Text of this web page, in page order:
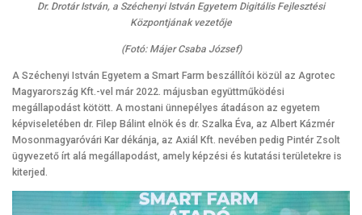
Dr. Drotár István, a Széchenyi István Egyetem Digitális Fejlesztési
Központjának vezetője
(Fotó: Májer Csaba József)
A Széchenyi István Egyetem a Smart Farm beszállítói közül az Agrotec
Magyarország Kft.-vel már 2022. májusban együttműködési
megállapodást kötött. A mostani ünnepélyes átadáson az egyetem
képviseletében dr. Filep Bálint elnök és dr. Szalka Éva, az Albert Kázmér
Mosonmagyaróvári Kar dékánja, az Axiál Kft. nevében pedig Pintér Zsolt
ügyvezető írt alá megállapodást, amely képzési és kutatási területekre is
kiterjed.